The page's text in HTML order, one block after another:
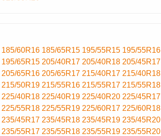
185/60R16 185/65R15 195/55R15 195/55R16
195/65R15 205/40R17 205/40R18 205/45R17
205/65R16 205/65R17 215/40R17 215/40R18
215/50R19 215/55R16 215/55R17 215/55R18
225/40R18 225/40R19 225/40R20 225/45R17
225/55R18 225/55R19 225/60R17 225/60R18
235/45R17 235/45R18 235/45R19 235/45R20
235/55R17 235/55R18 235/55R19 235/55R20